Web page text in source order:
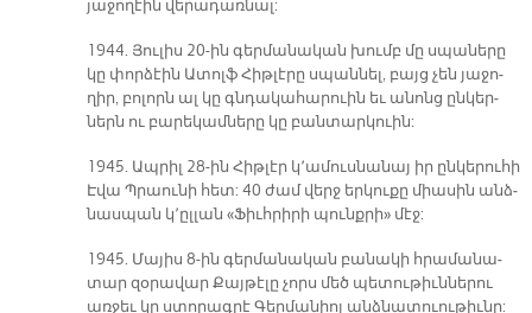
յա­ջո­ղէին վե­րա­դառ­նալ:
1944. Յու­լիս 20-ին գեր­մա­նա­կան խումբ մը սպա­նե­րը
կը փոր­ձէին Ա­տոլֆ Հիթ­լէ­րը սպան­նել, բայց չեն յա­ջո­
ղիր, բո­լորն ալ կը գնդա­կա­հա­րուին եւ ա­նոնց ըն­կեր­
ներն ու բա­րե­կամ­նե­րը կը բան­տար­կուին:
1945. Ապ­րիլ 28-ին Հիթ­լէր կ՚ա­մուս­նա­նայ իր ըն­կե­րու­հի
Է­վա Պրաու­նի հետ: 40 ժամ վերջ եր­կու­քը միա­սին անձ­
նաս­պան կ՚ըլ­լան «Ֆիւհ­րի­րի պունք­րի» մէջ:
1945. Մա­յիս 8-ին գեր­մա­նա­կան բա­նա­կի հրա­մա­նա­
տար զօ­րա­վար Քայ­թէ­լը չորս մեծ պե­տու­թիւն­նե­րու
առ­ջեւ կը ստո­րագ­րէ Գեր­մա­նիոյ անձ­նատուու­թիւ­նը: